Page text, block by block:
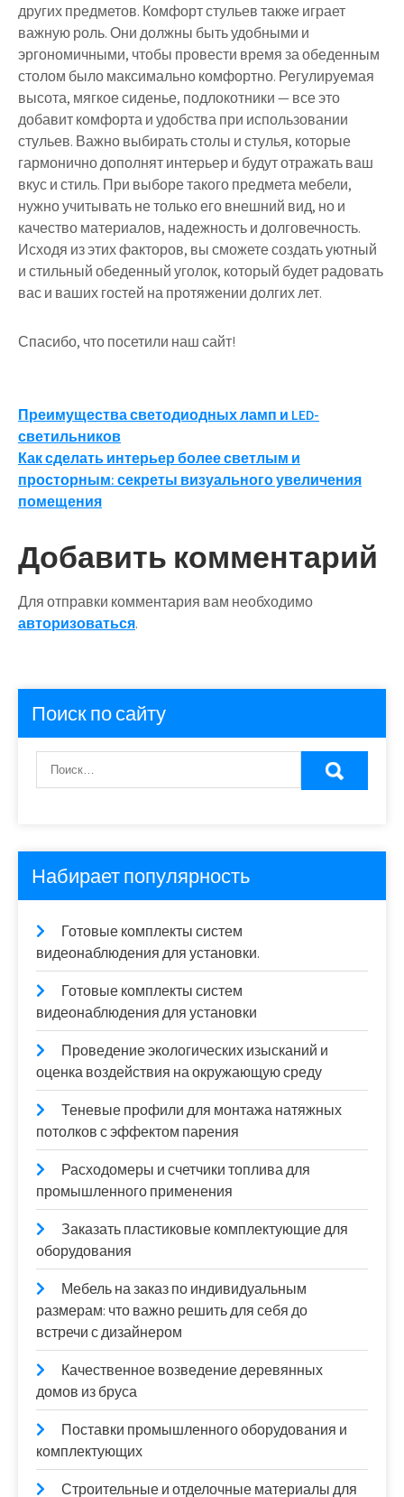
других предметов. Комфорт стульев также играет
важную роль. Они должны быть удобными и
эргономичными, чтобы провести время за обеденным
столом было максимально комфортно. Регулируемая
высота, мягкое сиденье, подлокотники — все это
добавит комфорта и удобства при использовании
стульев. Важно выбирать столы и стулья, которые
гармонично дополнят интерьер и будут отражать ваш
вкус и стиль. При выборе такого предмета мебели,
нужно учитывать не только его внешний вид, но и
качество материалов, надежность и долговечность.
Исходя из этих факторов, вы сможете создать уютный
и стильный обеденный уголок, который будет радовать
вас и ваших гостей на протяжении долгих лет.
Спасибо, что посетили наш сайт!
Навигация
по
записям
Преимущества светодиодных ламп и LED-
светильников
Как сделать интерьер более светлым и
просторным: секреты визуального увеличения
помещения
Добавить комментарий
Для отправки комментария вам необходимо
авторизоваться.
Поиск по сайту
Набирает популярность
Готовые комплекты систем
видеонаблюдения для установки.
Готовые комплекты систем
видеонаблюдения для установки
Проведение экологических изысканий и
оценка воздействия на окружающую среду
Теневые профили для монтажа натяжных
потолков с эффектом парения
Расходомеры и счетчики топлива для
промышленного применения
Заказать пластиковые комплектующие для
оборудования
Мебель на заказ по индивидуальным
размерам: что важно решить для себя до
встречи с дизайнером
Качественное возведение деревянных
домов из бруса
Поставки промышленного оборудования и
комплектующих
Строительные и отделочные материалы для